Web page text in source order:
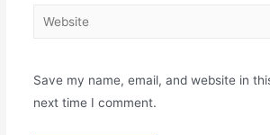
Website
Save my name, email, and website in
next time I comment.